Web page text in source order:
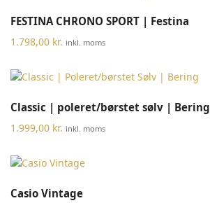
FESTINA CHRONO SPORT | Festina
1.798,00 kr. inkl. moms
Classic | poleret/børstet sølv | Bering
1.999,00 kr. inkl. moms
Casio Vintage